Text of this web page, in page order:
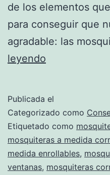
de los elementos
para conseguir que
agradable: las
leyendo
Publicada el
Categorizado como
Etiquetado como
mosquiteras a medida
medida enrollables,
ventanas, mosquiteras